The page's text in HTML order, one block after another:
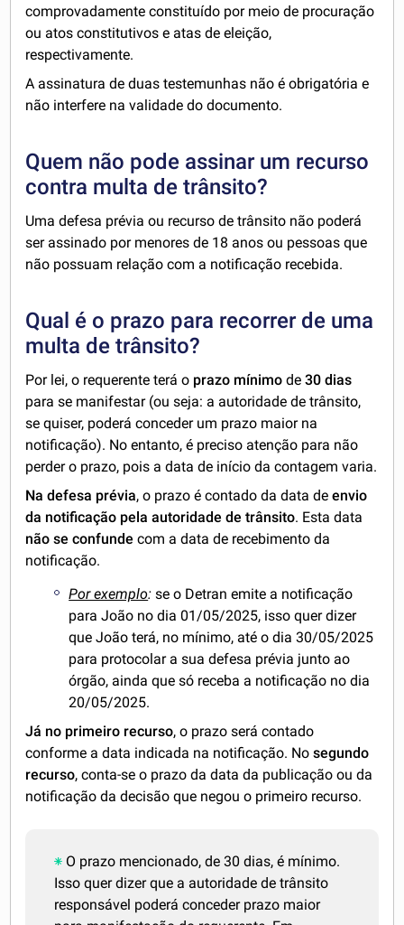
comprovadamente constituído por meio de procuração
ou atos constitutivos e atas de eleição,
respectivamente.
A assinatura de duas testemunhas não é obrigatória e
não interfere na validade do documento.
Quem não pode assinar um recurso
contra multa de trânsito?
Uma defesa prévia ou recurso de trânsito não poderá
ser assinado por menores de 18 anos ou pessoas que
não possuam relação com a notificação recebida.
Qual é o prazo para recorrer de uma
multa de trânsito?
Por lei, o requerente terá o prazo mínimo de30 dias
para se manifestar (ou seja: a autoridade de trânsito,
se quiser, poderá conceder um prazo maior na
notificação). No entanto, é preciso atenção para não
perder o prazo, pois a data de início da contagem varia.
Na defesa prévia, o prazo é contado da data de envio
da notificação pela autoridade de trânsito. Esta data
não se confunde com a data de recebimento da
notificação.
Por exemplo: se o Detran emite a notificação
para João no dia 01/05/2025, isso quer dizer
que João terá, no mínimo, até o dia 30/05/2025
para protocolar a sua defesa prévia junto ao
órgão, ainda que só receba a notificação no dia
20/05/2025.
Já no primeiro recurso, o prazo será contado
conforme a data indicada na notificação. Nosegundo
recurso, conta-se o prazo da data da publicação ou da
notificação da decisão que negou o primeiro recurso.
O prazo mencionado, de 30 dias, é mínimo.
Isso quer dizer que a autoridade de trânsito
responsável poderá conceder prazo maior